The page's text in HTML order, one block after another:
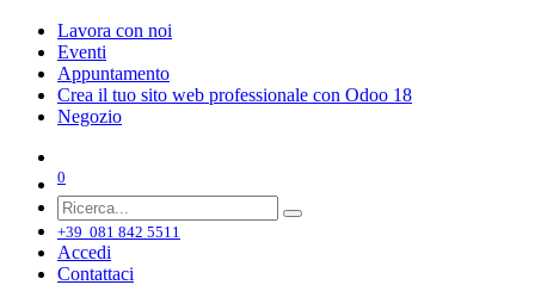
Lavora con noi
Eventi
Appuntamento
Crea il tuo sito web professionale con Odoo 18
Negozio
0
+39 081 842 5511
Accedi
Contattaci